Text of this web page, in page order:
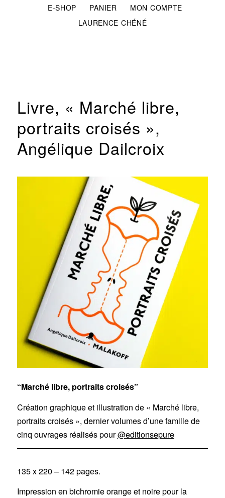
E-SHOP PANIER
MON COMPTE
LAURENCE CHÉNÉ
Livre, « Marché libre,
portraits croisés »,
Angélique Dailcroix
“Marché libre, portraits croisés”
Création graphique et illustration de « Marché libre,
portraits croisés », dernier volumes d’une famille de
cinq ouvrages réalisés pour@editionsepure
135 x 220 – 142 pages.
Impression en bichromie orange et noire pour la